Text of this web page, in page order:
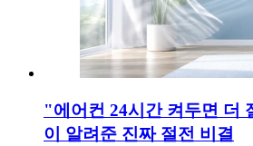
"에어컨 24시간 켜두면 더
이 알려준 진짜 절전 비결